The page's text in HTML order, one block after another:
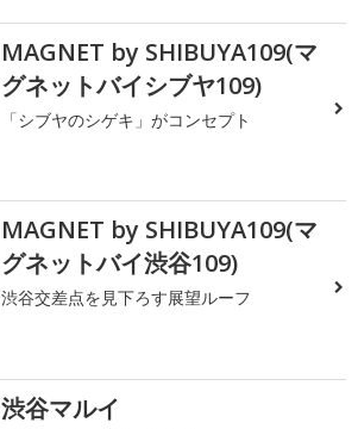
MAGNET by SHIBUYA109(マ
グネットバイシブヤ109)
「シブヤのシゲキ」がコンセプト
MAGNET by SHIBUYA109(マ
グネットバイ渋谷109)
渋谷交差点を見下ろす展望ルーフ
渋谷マルイ